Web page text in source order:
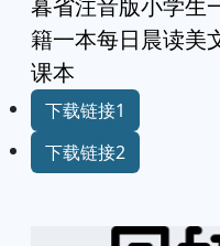
暮省注音版小学生
籍一本每日晨读美
课本
下载链接1
下载链接2